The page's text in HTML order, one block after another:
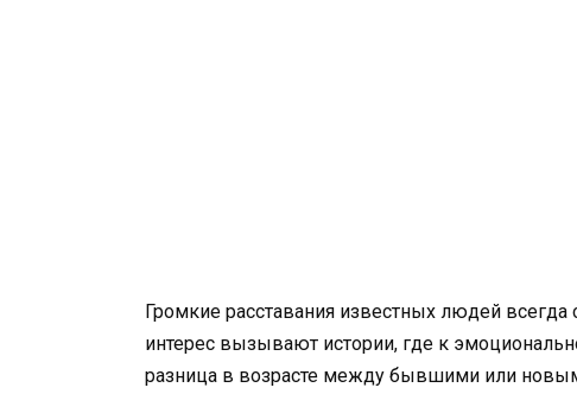
Громкие расставания известных людей
интерес вызывают истории, где к
разница в возрасте между бывшими или